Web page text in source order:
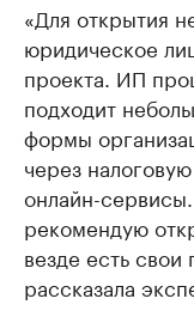
«Для открытия
юридическое
проекта. ИП
подходит
формы
через
онлайн-
рекомендую
везде есть
рассказала